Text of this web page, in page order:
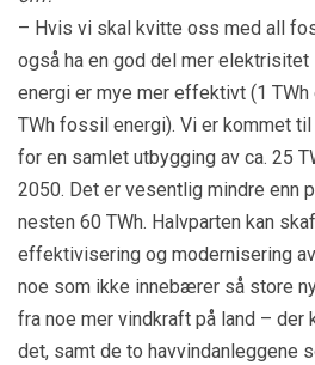
– Hvis vi skal kvitte oss med all
også ha en god del mer
energi er mye mer effektivt (1
TWh fossil energi). Vi er kommet
for en samlet utbygging av ca. 25
2050. Det er vesentlig mindre enn
nesten 60 TWh. Halvparten kan
effektivisering og modernisering
noe som ikke innebærer så store
fra noe mer vindkraft på land – der
det, samt de to havvindanleggene